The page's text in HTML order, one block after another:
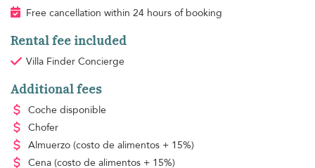
Free cancellation within 24 hours of booking
Rental fee included
Villa Finder Concierge
Additional fees
Coche disponible
Chofer
Almuerzo (costo de alimentos + 15%)
Cena (costo de alimentos + 15%)